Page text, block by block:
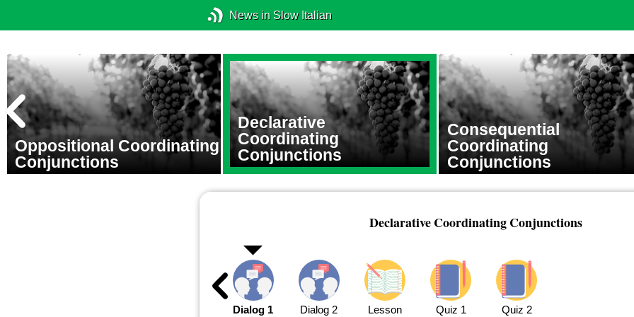
News in Slow Italian
Oppositional Coordinating
Conjunctions
Declarative
Coordinating
Conjunctions
Consequential
Coordinating
Conjunctions
Declarative Coordinating Conjunctions
Dialog 1 Dialog 2 Lesson Quiz 1 Quiz 2